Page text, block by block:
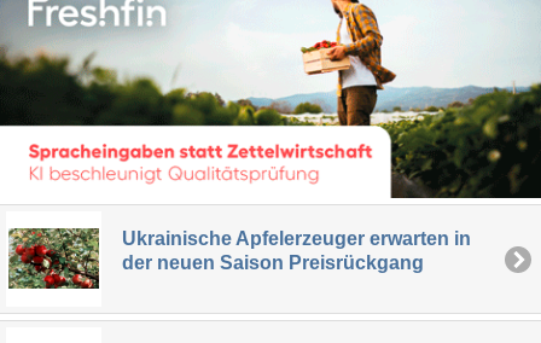
Ukrainische Apfelerzeuger erwarten in
der neuen Saison Preisrückgang